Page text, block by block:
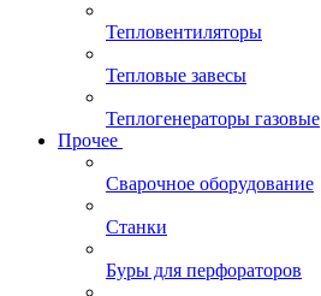
Тепловентиляторы
Тепловые завесы
Теплогенераторы газовые
Прочее
Сварочное оборудование
Станки
Буры для перфораторов